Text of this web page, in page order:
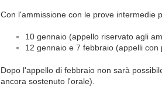
Con l'ammissione con le prove intermedie
10 gennaio (appello riservato agli
12 gennaio e 7 febbraio (appelli con
Dopo l'appello di febbraio non sarà
ancora sostenuto l'orale).